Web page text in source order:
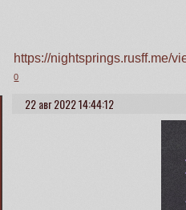
https://nightsprings.rusff.me/
0
22 авг 2022 14:44:12